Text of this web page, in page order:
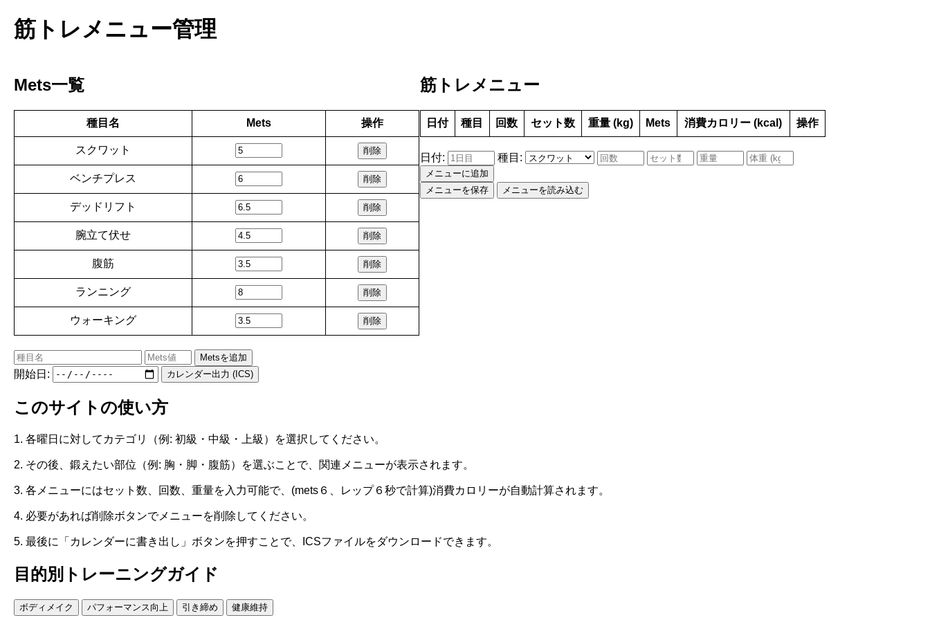
筋トレメニュー管理
Mets一覧
種目名 Mets 操作
スクワット 削除
ベンチプレス 削除
デッドリフト 削除
腕立て伏せ 削除
腹筋 削除
ランニング 削除
ウォーキング 削除
Metsを追加
筋トレメニュー
日付 種目 回数 セット数 重量 (kg) Mets 消費カロリー (kcal) 操作
日付: 種目:
メニューに追加
メニューを保存
メニューを読み込む
開始日: カレンダー出力 (ICS)
このサイトの使い方
1. 各曜日に対してカテゴリ（例: 初級・中級・上級）を選択してください。
2. その後、鍛えたい部位（例: 胸・脚・腹筋）を選ぶことで、関連メニューが表示されます。
3. 各メニューにはセット数、回数、重量を入力可能で、(mets６、レップ６秒で計算)消費カロリーが自動計算されます。
4. 必要があれば削除ボタンでメニューを削除してください。
5. 最後に「カレンダーに書き出し」ボタンを押すことで、ICSファイルをダウンロードできます。
目的別トレーニングガイド
ボディメイク パフォーマンス向上 引き締め 健康維持